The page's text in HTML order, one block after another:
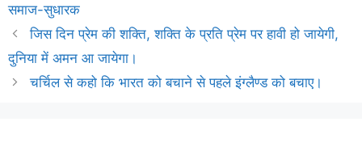
समाज-सुधारक
जिस दिन प्रेम की शक्ति, शक्ति के प्रति प्रेम पर हावी हो जायेगी,
दुनिया में अमन आ जायेगा।
चर्चिल से कहो कि भारत को बचाने से पहले इंग्लैण्ड को बचाए।